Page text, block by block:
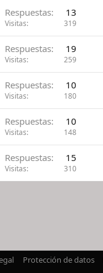
Respuestas 13
Visitas 319
Respuestas 19
Visitas 259
Respuestas 10
Visitas 180
Respuestas 10
Visitas 148
Respuestas 15
Visitas 310
Protección de datos